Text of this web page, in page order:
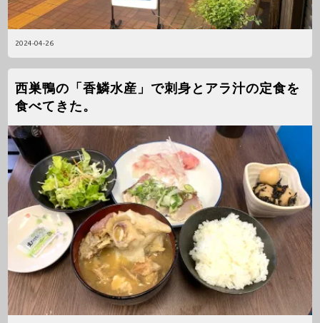
2024-04-26
西巣鴨の「香鱗水産」で刺身とアラ汁の定食を
食べてきた。